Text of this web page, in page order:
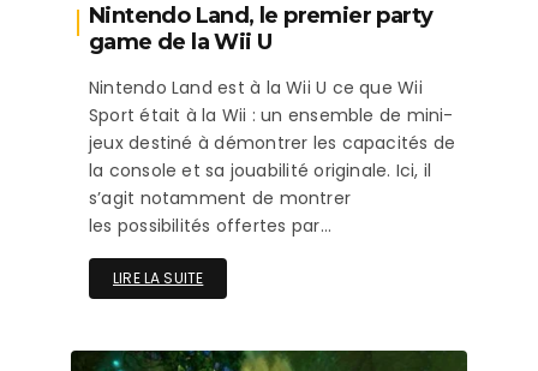
Nintendo Land, le premier party
game de la Wii U
Nintendo Land est à la Wii U ce que Wii
Sport était à la Wii : un ensemble de mini-
jeux destiné à démontrer les capacités de
la console et sa jouabilité originale. Ici, il
s’agit notamment de montrer
les possibilités offertes par…
LIRE LA SUITE